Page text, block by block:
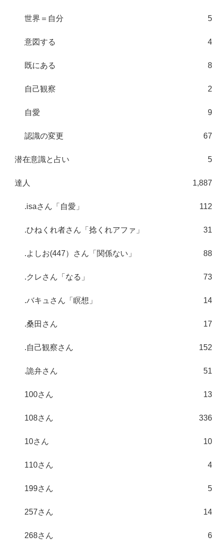
世界＝自分 5
意図する 4
既にある 8
自己観察 2
自愛 9
認識の変更 67
潜在意識と占い 5
達人 1,887
.isaさん「自愛」 112
.ひねくれ者さん「捻くれアファ」 31
.よしお(447）さん「関係ない」 88
.クレさん「なる」 73
.バキュさん「瞑想」 14
.桑田さん 17
.自己観察さん 152
.詭弁さん 51
100さん 13
108さん 336
10さん 10
110さん 4
199さん 5
257さん 14
268さん 6